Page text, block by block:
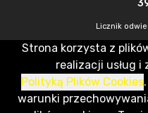
Licznik
CMS & Hosting: Nefeni Sp. z o.o.
Strona korzysta z
realizacji usług i
Polityką Plików Cookies
warunki